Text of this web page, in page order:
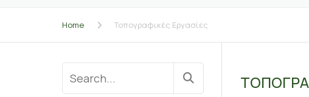
Home Τοπογραφικές Εργασίες
Search
for: